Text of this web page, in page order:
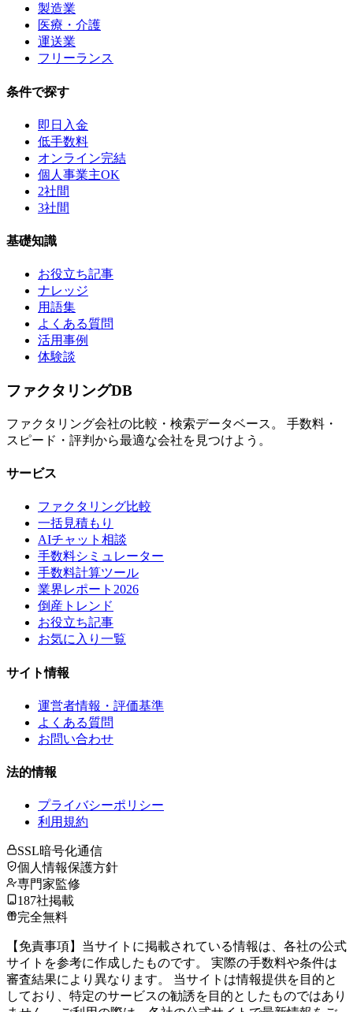
製造業
医療・介護
運送業
フリーランス
条件で探す
即日入金
低手数料
オンライン完結
個人事業主OK
2社間
3社間
基礎知識
お役立ち記事
ナレッジ
用語集
よくある質問
活用事例
体験談
ファクタリングDB
ファクタリング会社の比較・検索データベース。 手数料・
スピード・評判から最適な会社を見つけよう。
サービス
ファクタリング比較
一括見積もり
AIチャット相談
手数料シミュレーター
手数料計算ツール
業界レポート2026
倒産トレンド
お役立ち記事
お気に入り一覧
サイト情報
運営者情報・評価基準
よくある質問
お問い合わせ
法的情報
プライバシーポリシー
利用規約
SSL暗号化通信
個人情報保護方針
専門家監修
187社掲載
完全無料
【免責事項】当サイトに掲載されている情報は、各社の公式
サイトを参考に作成したものです。 実際の手数料や条件は
審査結果により異なります。 当サイトは情報提供を目的と
しており、特定のサービスの勧誘を目的としたものではあり